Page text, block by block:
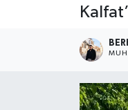
RESMİ İLANLAR
GÜNDEM
kimdir-nedir-